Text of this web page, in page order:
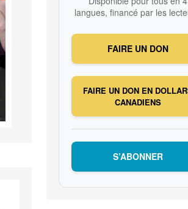
langues, financé par les
FAIRE UN DON
FAIRE UN DON EN
CANADIENS
S’ABONNER